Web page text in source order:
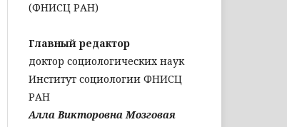
(ФНИСЦ РАН)
Главный редактор
доктор социологических наук
Институт социологии ФНИСЦ
РАН
Алла Викторовна Мозговая